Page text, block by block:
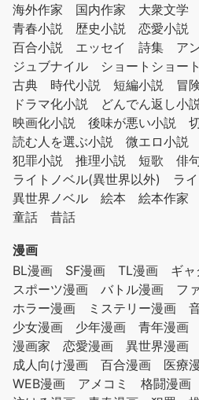
海外作家
国内作家 大衆文学
青春小説
歴史小説 恋愛小説
百合小説
エッセイ 詩集
ア
ジュブナイル
ショートショート
古典
時代小説 短編小説 冒
ドラマ化小説
どんでん返し小説
映画化小説
後味が悪い小説
読む人を選ぶ小説
微エロ小説
犯罪小説
推理小説 短歌
俳
ライトノベル(異世界以外)
ラ
異世界ノベル
絵本 絵本作家
童話
昔話
漫画
BL漫画
SF漫画 TL漫画 ギ
スポーツ漫画
バトル漫画
フ
ホラー漫画
ミステリー漫画
少女漫画
少年漫画 青年漫画
漫画家
恋愛漫画 異世界漫画
成人向け漫画
百合漫画 医療
WEB漫画
アメコミ 格闘漫画